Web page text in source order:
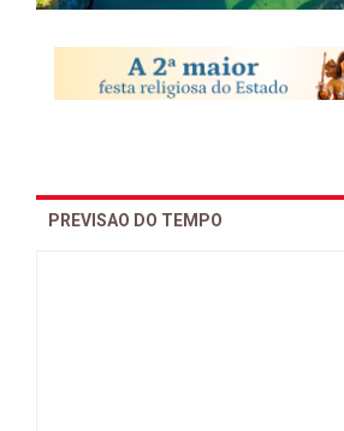
PREVISAO DO TEMPO